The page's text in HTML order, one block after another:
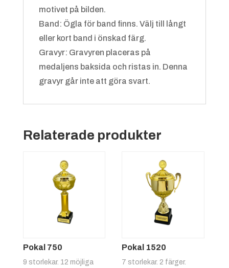
Grön/vit 4.25 kr
4.25 kr
motivet på bilden.
Band: Ögla för band finns. Välj till långt
eller kort band i önskad färg.
Gravyr: Gravyren placeras på
medaljens baksida och ristas in. Denna
gravyr går inte att göra svart.
Relaterade produkter
Pokal 750
9 storlekar. 12 möjliga
Pokal 1520
7 storlekar. 2 färger.